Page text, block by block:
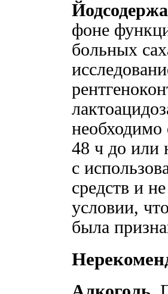
фоне
больных
необходимо
48 ч до или
с
средств и
условии,
была